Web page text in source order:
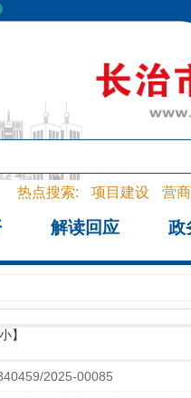
热点搜索: 项目建设 营
解读回应 政
】
2025-00085